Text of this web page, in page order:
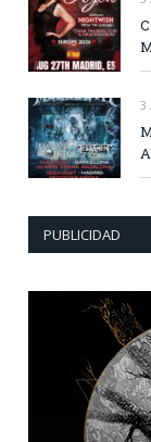
3
PUBLICIDAD